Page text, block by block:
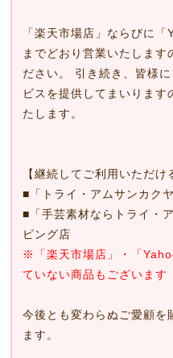
「楽天市場店」ならびに
までどおり営業いたします
ださい。 引き続き、皆様
ビスを提供してまいります
たします。
【継続してご利用いただけ
■ 「トライ・アムサンカク
■ 「手芸素材ならトライ・
ピング店
※「楽天市場店」・「
ていない商品もございます
今後とも変わらぬご愛顧を
ます。